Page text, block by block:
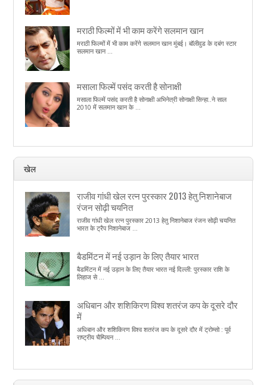
मराठी फिल्मों में भी काम करेंगे सलमान खान
मराठी फिल्मों में भी काम करेंगे सलमान खान मुंबई। बॉलीवुड के दबंग स्टार
सलमान खान ...
मसाला फिल्में पसंद करती है सोनाक्षी
मसाला फिल्में पसंद करती है सोनाक्षी अभिनेत्री सोनाक्षी सिन्हा..ने साल
2010 में सलमान खान के ...
खेल
राजीव गांधी खेल रत्न पुरस्कार 2013 हेतु निशानेबाज
रंजन सोढ़ी चयनित
राजीव गांधी खेल रत्न पुरस्कार 2013 हेतु निशानेबाज रंजन सोढ़ी चयनित
भारत के ट्रैप निशानेबाज ...
बैडमिंटन में नई उड़ान के लिए तैयार भारत
बैडमिंटन में नई उड़ान के लिए तैयार भारत नई दिल्ली: पुरस्कार राशि के
लिहाज से ...
अधिबान और शशिकिरण विश्व शतरंज कप के दूसरे दौर
में
अधिबान और शशिकिरण विश्व शतरंज कप के दूसरे दौर में ट्रोम्सो : पूर्व
राष्ट्रीय चैम्पियन ...